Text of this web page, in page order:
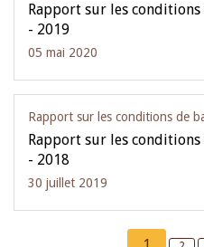
Rapport sur les
- 2019
05 mai 2020
Rapport sur les conditions de
Rapport sur les conditions
- 2018
30 juillet 2019